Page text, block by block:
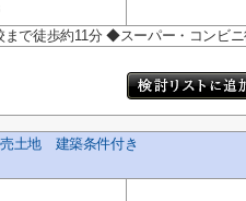
で徒歩約11分 ◆スーパー・コンビ
土地 建築条件付き